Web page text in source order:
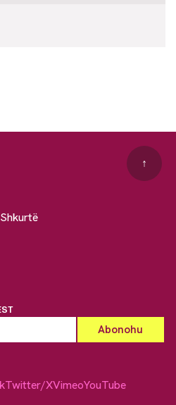
↑
Twitter/XVimeoYouTube